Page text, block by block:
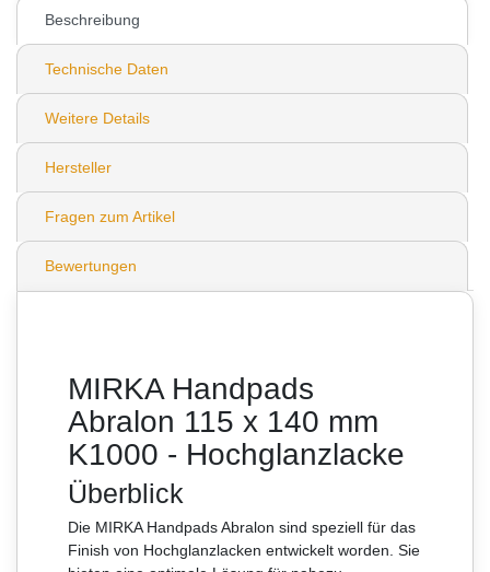
Beschreibung
Technische Daten
Weitere Details
Hersteller
Fragen zum Artikel
Bewertungen
MIRKA Handpads
Abralon 115 x 140 mm
K1000 - Hochglanzlacke
Überblick
Die MIRKA Handpads Abralon sind speziell für das
Finish von Hochglanzlacken entwickelt worden. Sie